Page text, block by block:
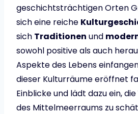
geschichtsträchtigen Orten
sich eine reiche
sich Traditionen und
sowohl positive als auch
Aspekte des Lebens
dieser Kulturräume eröffnet
Einblicke und lädt dazu ein, die
des Mittelmeerraums zu